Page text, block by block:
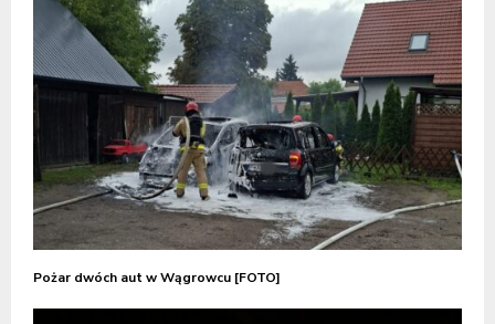
Pożar dwóch aut w Wągrowcu [FOTO]